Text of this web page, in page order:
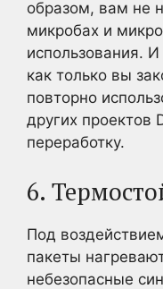
образом, вам не
микробах и
использования. И
как только вы
повторно
других проектов
переработку.
6.
Под
пакеты
небезопасные